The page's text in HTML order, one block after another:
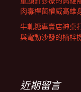
肉毒桿菌權威高雄
牛軋糖專賣店神桌
與電動沙發的楠梓
近期留言